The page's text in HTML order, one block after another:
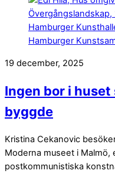
19 december, 2025
Ingen bor i
byggde
Kristina Cekanovic
Moderna museet i Malmö,
postkommunistiska